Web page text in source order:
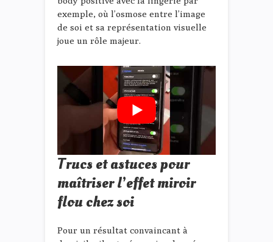
exemple, où l’osmose entre l’image
de soi et sa représentation visuelle
joue un rôle majeur.
Trucs et astuces pour
maîtriser l’effet miroir
flou chez soi
Pour un résultat convaincant à